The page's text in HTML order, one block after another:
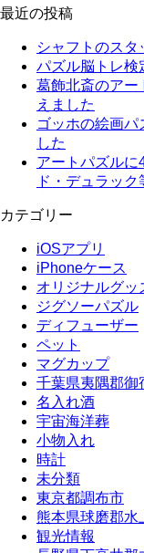
最近の投稿
シャフトのス
パズル脳トレ検
葛飾北斎のアー
えました
ゴッホの絵画パ
した
アートパズルに
ド・デュラック
カテゴリー
iOSアプリ
iPhoneケース
オリジナルグッ
ジグソーパズル
ディフューザー
ペット
マグカップ
千葉県夷隅郡御
名入れ酒
宇宙海洋葬
小物入れ
時計
未分類
東京都調布市
熊本県球磨郡水
観光情報